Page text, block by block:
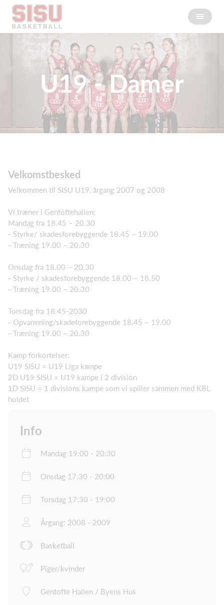
U19 - Damer
Velkomstbesked
Velkommen til SISU U19, årgang 2007 og 2008
Vi træner i Gentoftehallen:
Mandag fra 18.45 – 20.30
- Styrke/ skadesforebyggende 18.45 – 19.00
- Træning 19.00 – 20.30
Onsdag fra 18.00 – 20.30
- Styrke / skadesforebyggende 18.00 – 18.50
- Træning 19.00 – 20.30
Torsdag fra 18.45-2030
- Opvarmning/skadeforebyggende 18.45 – 19.00
- Træning 19.00 – 20.30
Kamp forkortelser:
U19 SISU = U19 Liga kampe
2D U19 SISU = U19 kampe i 2 division
1D SISU = 1 divisions kampe som vi spiller sammen med KBL
holdet
Info
Mandag 19:00 - 20:30
Onsdag 17:30 - 20:00
Torsdag 17:30 - 19:00
Årgang: 2008 - 2009
Basketball
Piger/kvinder
Gentofte Hallen / Byens Hus